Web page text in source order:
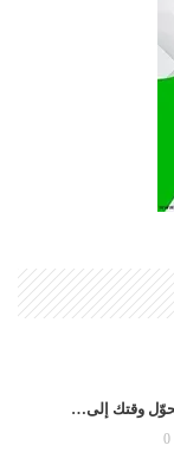
وقتك إلى…